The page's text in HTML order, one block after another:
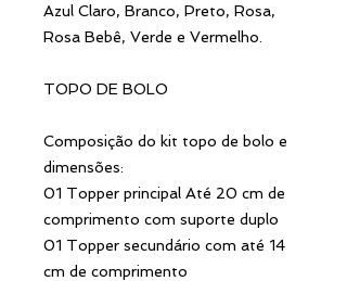
Azul Claro, Branco, Preto, Rosa,
Rosa Bebê, Verde e Vermelho.
TOPO DE BOLO
Composição do kit topo de bolo e
dimensões:
01 Topper principal Até 20 cm de
comprimento com suporte duplo
01 Topper secundário com até 14
cm de comprimento